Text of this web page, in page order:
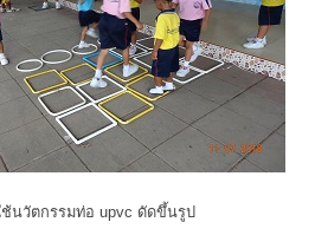
นวัตกรรมท่อ upvc ดัดขึ้นรูป